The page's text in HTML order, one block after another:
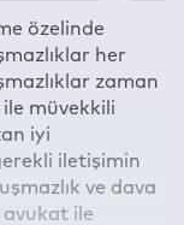
Linkedin
Whatsapp
E-mail
özelinde
her
zaman
müvekkili
iyi
iletişimin
ve dava
avukat ile